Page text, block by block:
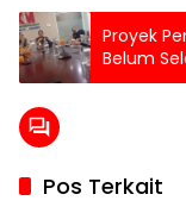
Proyek
Belum
Lokasi
Pos Terkait